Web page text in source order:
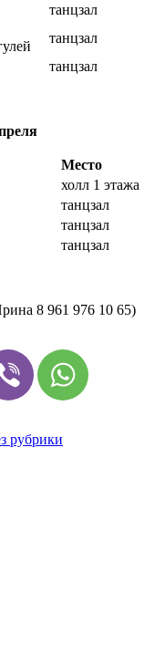
танцзал
танцзал
танцзал
Место
холл 1 этажа
танцзал
танцзал
танцзал
8 961 976 10 65)
рубрики